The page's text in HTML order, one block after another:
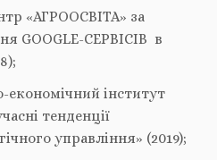
«АГРООСВІТА» за
GOOGLE-СЕРВІСІВ в
економічний інститут
тенденції
управління» (2019);